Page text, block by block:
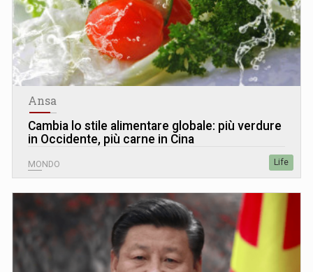
Ansa
Cambia lo stile alimentare globale: più verdure
in Occidente, più carne in Cina
MONDO Life